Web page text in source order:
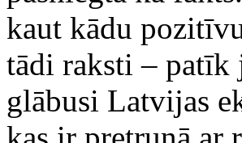
kaut kādu
tādi raksti – patīk
glābusi Latvijas